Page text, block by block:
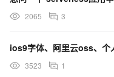
2065 3
ios9字体、阿里云oss、个
3523 1